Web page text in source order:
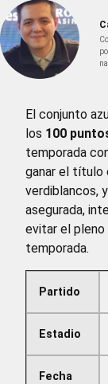
El conjunto
los 100
temporada
ganar el título
verdiblancos,
asegurada,
evitar el
temporada.
Partido
Estadio
Fecha